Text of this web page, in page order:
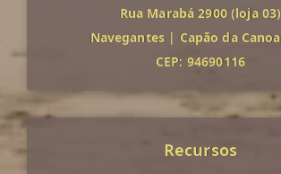
Rua Marabá 2900 (loja 03)
Navegantes | Capão da Canoa
CEP: 94690116
Recursos